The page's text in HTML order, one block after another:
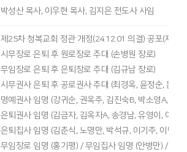
박성산 목사, 이우현 목사, 김지은 전도사 사임
제25차 청복교회 정관 개정(24.12.01 의결) 공포(제2장
시무장로 은퇴 후 원로장로 추대 (손병원 장로)
무임장로 은퇴 후 은퇴장로 추대 (김규남 장로)
시무권사 은퇴 후 공로권사 추대 (최경옥, 윤정순, 문부
명예권사 임명 (강귀순, 권옥주, 김진숙B, 박소영A, 이
은퇴권사 임명 (김금자, 김옥자A, 송경남, 유영이, 이덕
은퇴집사 임명 (김춘식, 노명만, 박석규, 이기주, 이명식
무임장로 임명 (홍기평) / 무임집사 임명 (안병만) / 무